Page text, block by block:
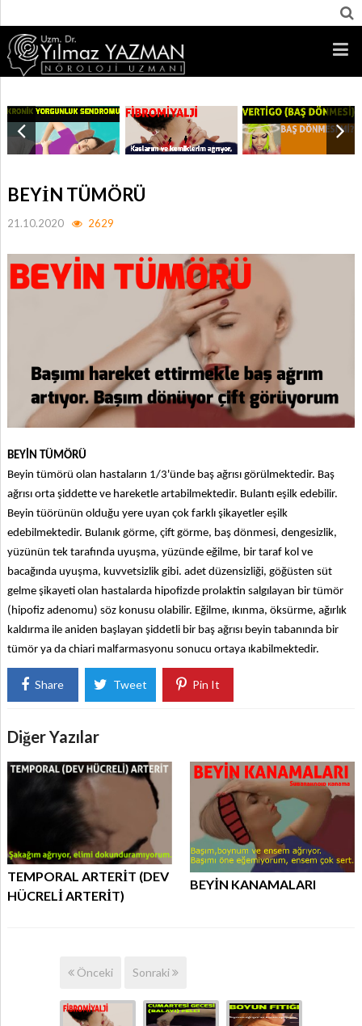
BEYİN TÜMÖRÜ
21.10.2020 2629
BEYİN TÜMÖRÜ
Beyin tümörü olan hastaların 1/3'ünde baş ağrısı görülmektedir. Baş
ağrısı orta şiddette ve hareketle artabilmektedir. Bulantı eşilk edebilir.
Beyin tüörünün olduğu yere uyan çok farklı şikayetler eşilk
edebilmektedir. Bulanık görme, çift görme, baş dönmesi, dengesizlik,
yüzünün tek tarafında uyuşma, yüzünde eğilme, bir taraf kol ve
bacağında uyuşma, kuvvetsizlik gibi. adet düzensizliği, göğüsten süt
gelme şikayeti olan hastalarda hipofizde prolaktin salgılayan bir tümör
(hipofiz adenomu) söz konusu olabilir. Eğilme, ıkınma, öksürme, ağırlık
kaldırma ile aniden başlayan şiddetli bir baş ağrısı beyin tabanında bir
tümör ya da chiari malfarmasyonu sonucu ortaya ıkabilmektedir.
Share Tweet Pin It
Diğer Yazılar
TEMPORAL ARTERİT (DEV
HÜCRELİ ARTERİT)
BEYİN KANAMALARI
Önceki Sonraki